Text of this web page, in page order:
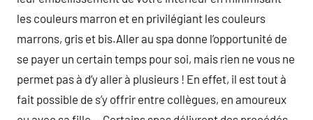
les couleurs marron et en privilégiant les couleurs
marrons, gris et bis.Aller au spa donne l’opportunité de
se payer un certain temps pour soi, mais rien ne vous ne
permet pas à d’y aller à plusieurs ! En effet, il est tout à
fait possible de s’y offrir entre collègues, en amoureux